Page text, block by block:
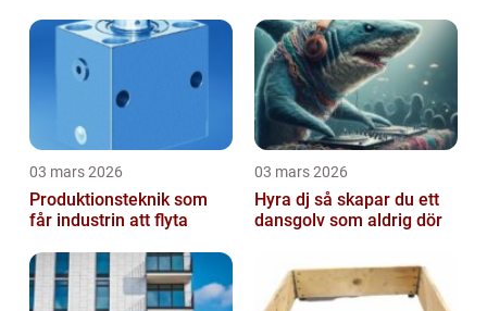
03 mars 2026
Produktionsteknik som
får industrin att flyta
03 mars 2026
Hyra dj så skapar du ett
dansgolv som aldrig dör